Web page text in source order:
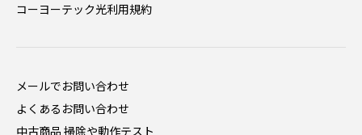
コーヨーテック光利用規約
メールでお問い合わせ
よくあるお問い合わせ
中古商品 掃除や動作テスト